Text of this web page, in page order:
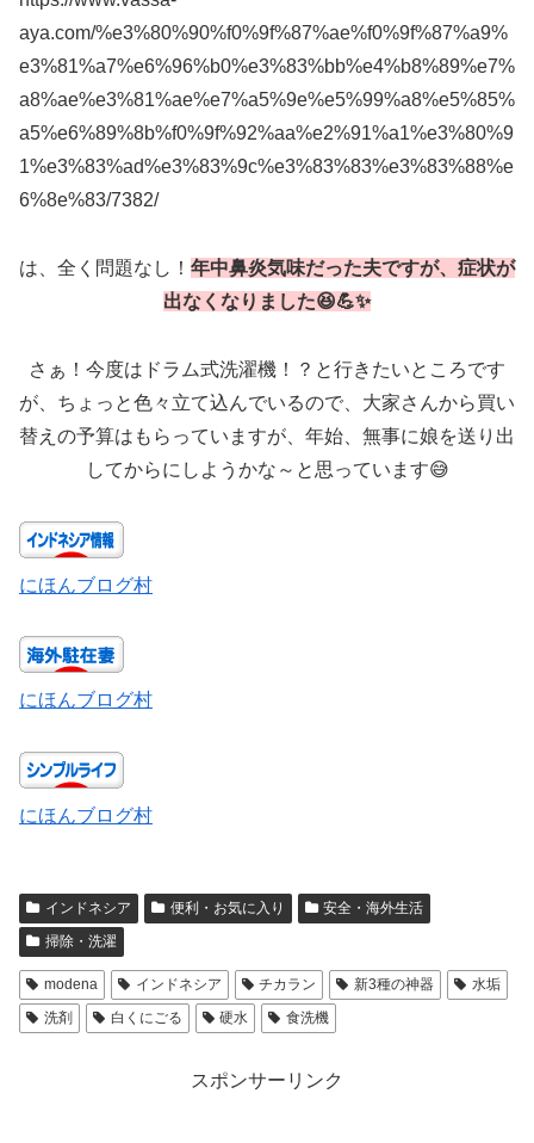
aya.com/%e3%80%90%f0%9f%87%ae%f0%9f%87%a9%
e3%81%a7%e6%96%b0%e3%83%bb%e4%b8%89%e7%
a8%ae%e3%81%ae%e7%a5%9e%e5%99%a8%e5%85%
a5%e6%89%8b%f0%9f%92%aa%e2%91%a1%e3%80%9
1%e3%83%ad%e3%83%9c%e3%83%83%e3%83%88%e
6%8e%83/7382/
は、全く問題なし！ 年中鼻炎気味だった夫ですが、症状が
出なくなりました😆💪✨
さぁ！今度はドラム式洗濯機！？と行きたいところです
が、ちょっと色々立て込んでいるので、大家さんから買い
替えの予算はもらっていますが、年始、無事に娘を送り出
してからにしようかな～と思っています😅
にほんブログ村
にほんブログ村
にほんブログ村
インドネシア 便利・お気に入り
安全・海外生活
掃除・洗濯
modena インドネシア チカラン 新3種の神器
水垢
洗剤
白くにごる 硬水 食洗機
スポンサーリンク